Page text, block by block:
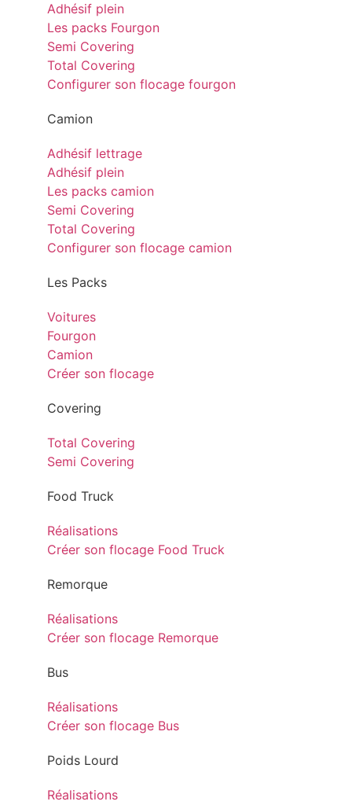
Adhésif plein
Les packs Fourgon
Semi Covering
Total Covering
Configurer son flocage fourgon
Camion
Adhésif lettrage
Adhésif plein
Les packs camion
Semi Covering
Total Covering
Configurer son flocage camion
Les Packs
Voitures
Fourgon
Camion
Créer son flocage
Covering
Total Covering
Semi Covering
Food Truck
Réalisations
Créer son flocage Food Truck
Remorque
Réalisations
Créer son flocage Remorque
Bus
Réalisations
Créer son flocage Bus
Poids Lourd
Réalisations